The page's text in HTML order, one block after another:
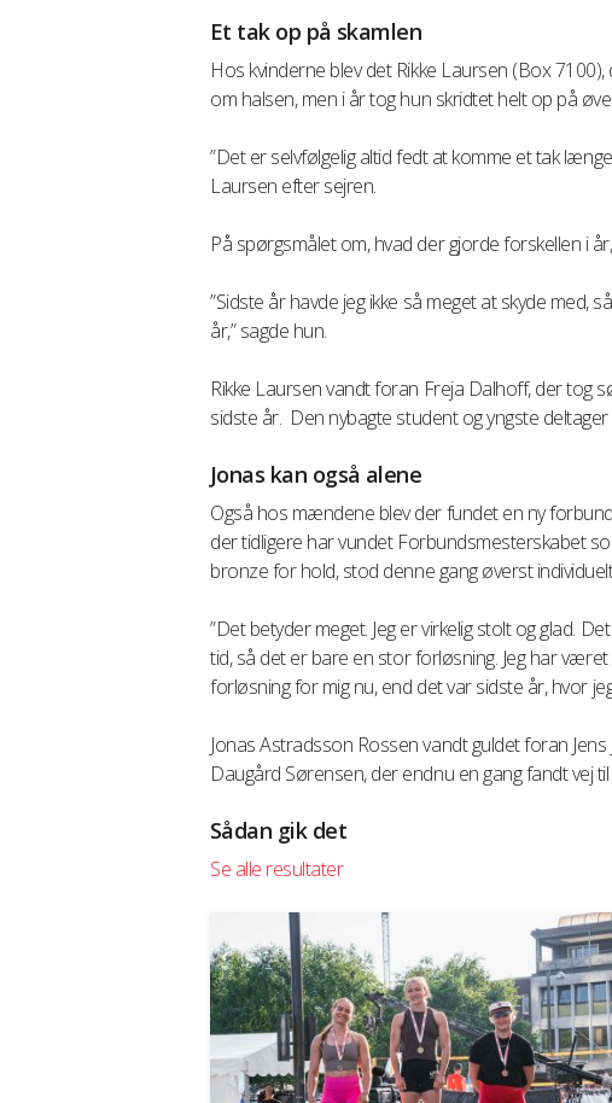
Et tak op på skamlen
Hos kvinderne blev det Rikke Laursen (Box
om halsen, men i år tog hun skridtet helt op på
”Det er selvfølgelig altid fedt at komme et tak
Laursen efter sejren.
På spørgsmålet om, hvad der gjorde forskellen i
”Sidste år havde jeg ikke så meget at skyde med,
år,” sagde hun.
Rikke Laursen vandt foran Freja Dalhoff, der tog
sidste år. Den nybagte student og yngste
Jonas kan også alene
Også hos mændene blev der fundet en ny
der tidligere har vundet Forbundsmesterskabet
bronze for hold, stod denne gang øverst
”Det betyder meget. Jeg er virkelig stolt og glad.
tid, så det er bare en stor forløsning. Jeg har
forløsning for mig nu, end det var sidste år, hvor
Jonas Astradsson Rossen vandt guldet foran
Daugård Sørensen, der endnu en gang fandt vej
Sådan gik det
Se alle resultater